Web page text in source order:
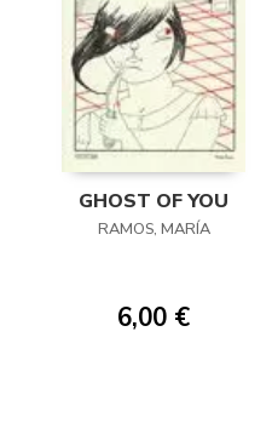
GHOST OF YOU
RAMOS, MARÍA
6,00 €